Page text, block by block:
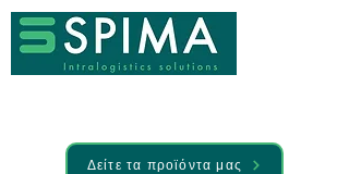
Δείτε τα προϊόντα μας